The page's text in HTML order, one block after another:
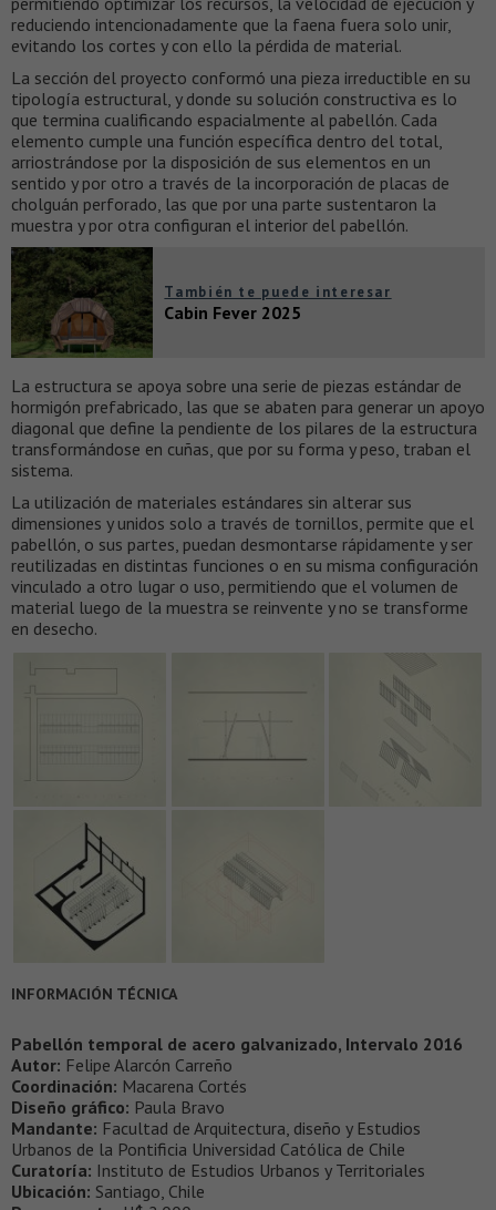
reduciendo intencionadamente que la faena fuera solo unir,
evitando los cortes y con ello la pérdida de material.
La sección del proyecto conformó una pieza irreductible en su
tipología estructural, y donde su solución constructiva es lo
que termina cualificando espacialmente al pabellón. Cada
elemento cumple una función específica dentro del total,
arriostrándose por la disposición de sus elementos en un
sentido y por otro a través de la incorporación de placas de
cholguán perforado, las que por una parte sustentaron la
muestra y por otra configuran el interior del pabellón.
También te puede interesar
Cabin Fever 2025
La estructura se apoya sobre una serie de piezas estándar de
hormigón prefabricado, las que se abaten para generar un apoyo
diagonal que define la pendiente de los pilares de la estructura
transformándose en cuñas, que por su forma y peso, traban el
sistema.
La utilización de materiales estándares sin alterar sus
dimensiones y unidos solo a través de tornillos, permite que el
pabellón, o sus partes, puedan desmontarse rápidamente y ser
reutilizadas en distintas funciones o en su misma configuración
vinculado a otro lugar o uso, permitiendo que el volumen de
material luego de la muestra se reinvente y no se transforme
en desecho.
INFORMACIÓN TÉCNICA
Pabellón temporal de acero galvanizado, Intervalo 2016
Autor: Felipe Alarcón Carreño
Coordinación: Macarena Cortés
Diseño gráfico: Paula Bravo
Mandante: Facultad de Arquitectura, diseño y Estudios
Urbanos de la Pontificia Universidad Católica de Chile
Curatoría: Instituto de Estudios Urbanos y Territoriales
Ubicación: Santiago, Chile